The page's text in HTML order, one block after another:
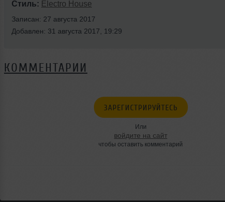
Стиль: Electro House
Записан: 27 августа 2017
Добавлен: 31 августа 2017, 19:29
КОММЕНТАРИИ
ЗАРЕГИСТРИРУЙТЕСЬ
Или
войдите на сайт
чтобы оставить комментарий